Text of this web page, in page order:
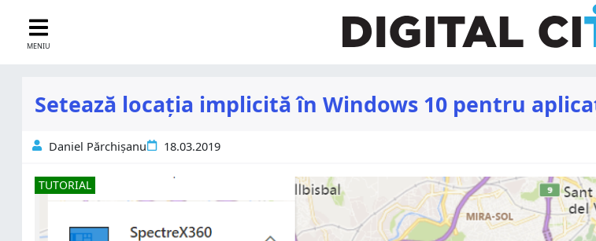
MENIU
Setează locația implicită în Windows 10 pentru
Daniel Părchișanu 18.03.2019
TUTORIAL